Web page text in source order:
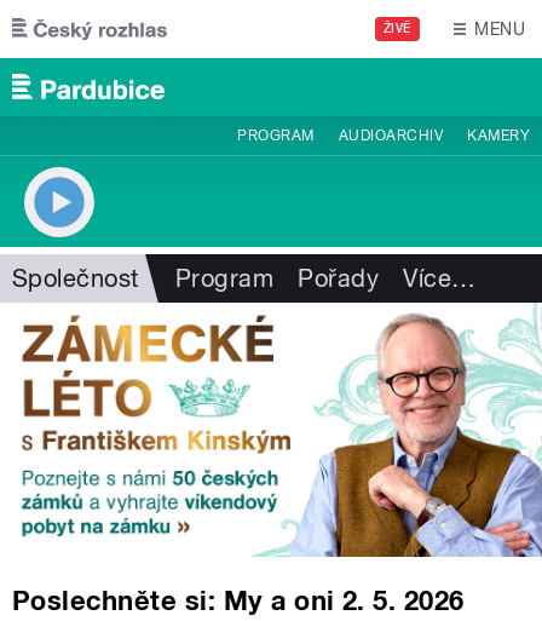
Přejít k hlavnímu obsahu
ŽIVĚ MENU
PROGRAM AUDIOARCHIV KAMERY
Společnost Program Pořady Více…
Poslechněte si: My a oni 2. 5. 2026